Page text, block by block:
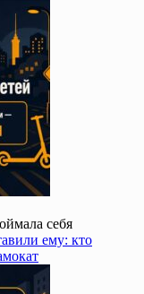
себя
ему: кто